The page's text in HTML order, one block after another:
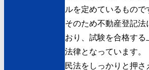
ルを定めているもので
そのため不動産登記法
おり、試験を合格する
法律となっています。
民法をしっかりと押さ